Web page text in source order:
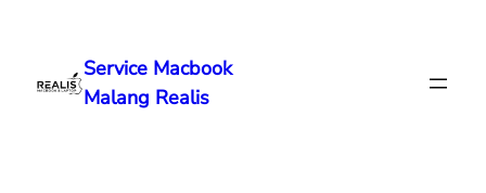
Service Macbook
Malang Realis